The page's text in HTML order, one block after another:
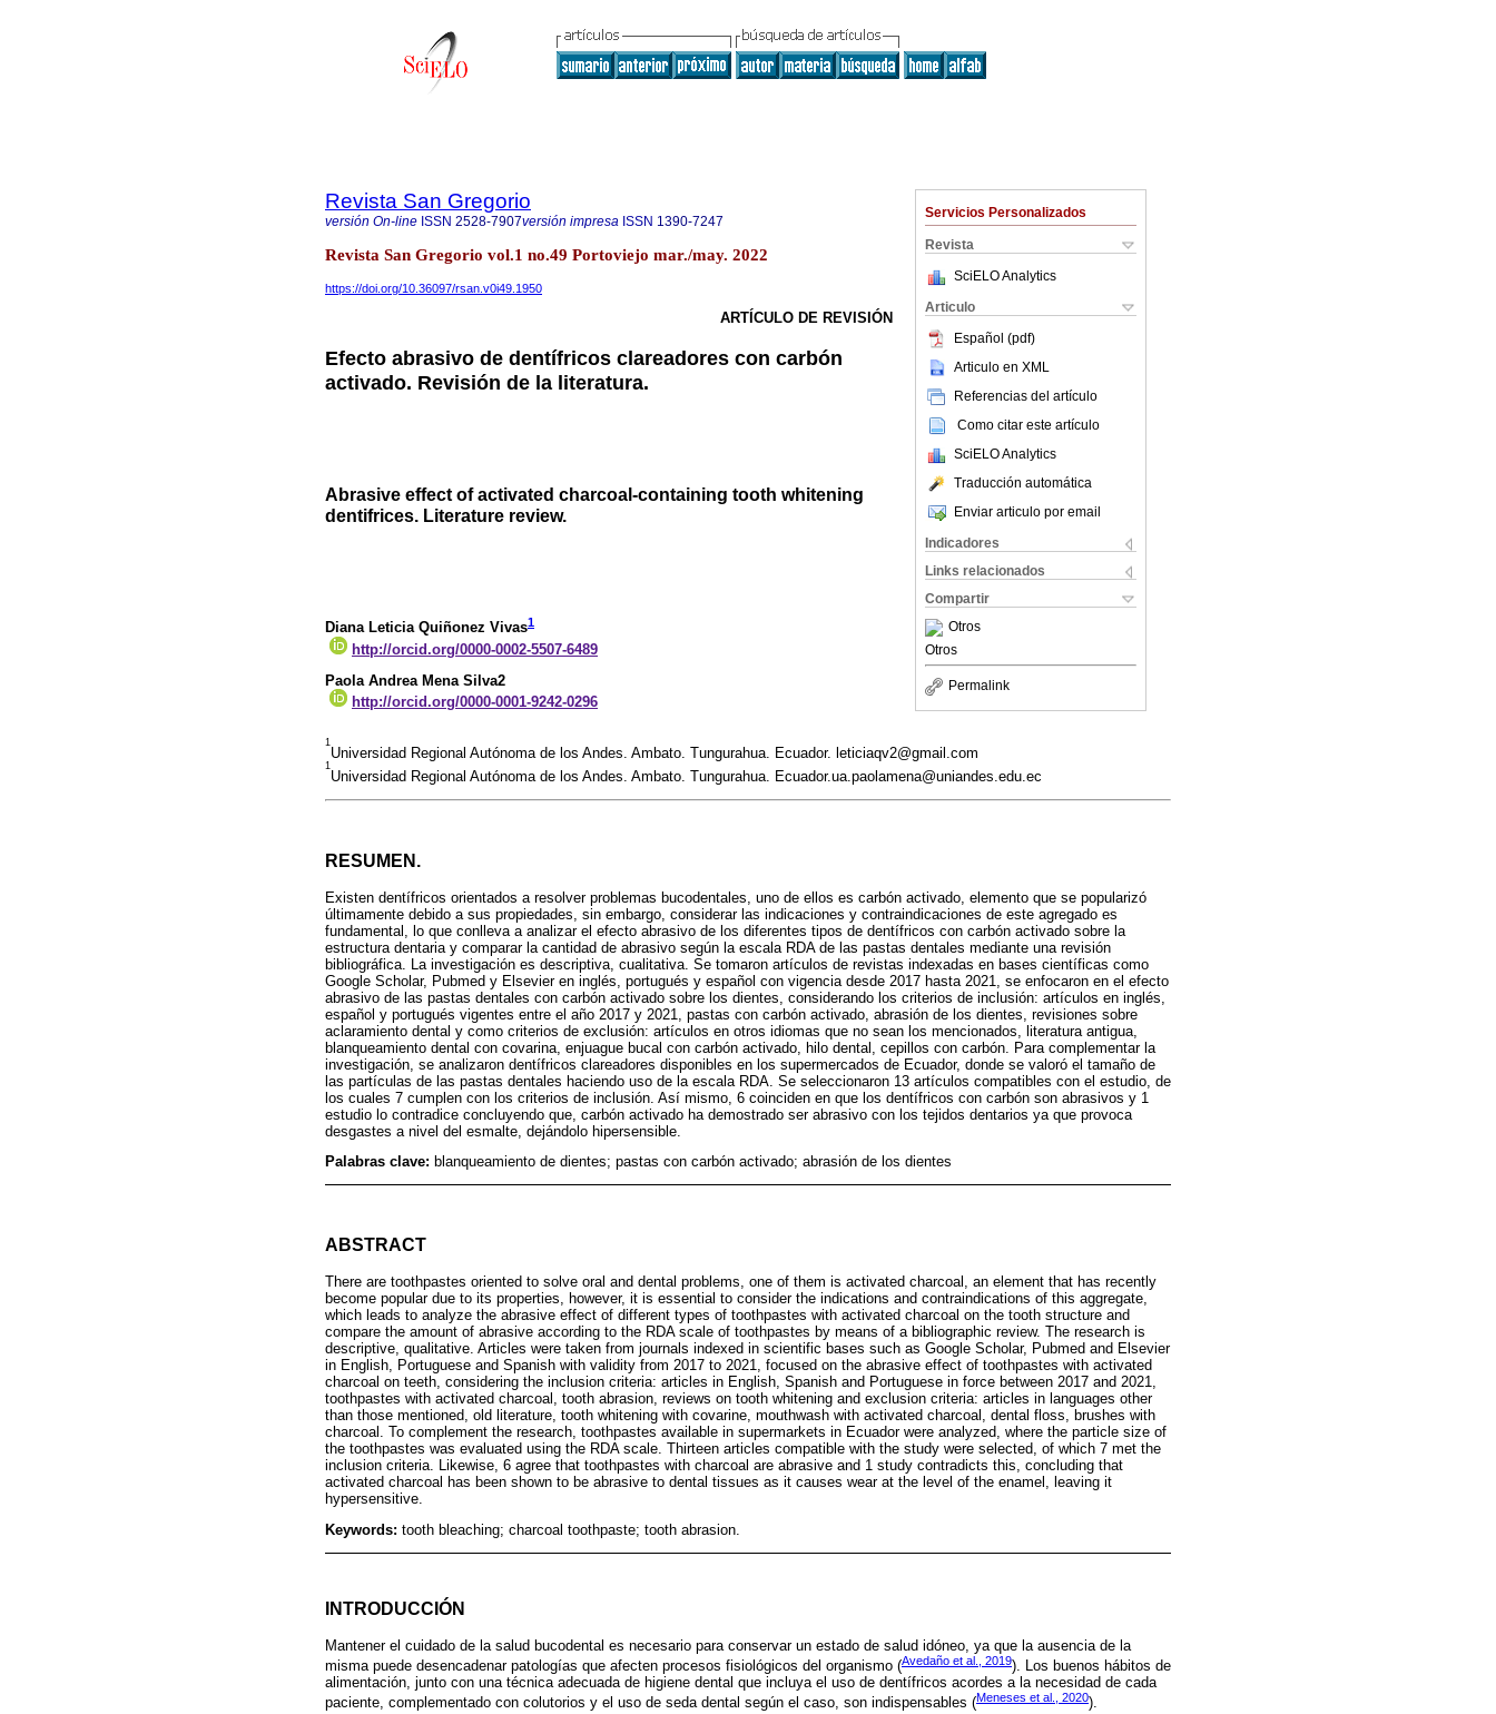
Servicios Personalizados
Revista
SciELO Analytics
Articulo
Español (pdf)
Articulo en XML
Referencias del artículo
Como citar este artículo
SciELO Analytics
Traducción automática
Enviar articulo por email
Indicadores
Links relacionados
Compartir
Otros
Otros
Permalink
Revista San Gregorio
versión On-line ISSN 2528-7907versión impresa ISSN 1390-7247
Revista San Gregorio vol.1 no.49 Portoviejo mar./may. 2022
https://doi.org/10.36097/rsan.v0i49.1950
ARTÍCULO DE REVISIÓN
Efecto abrasivo de dentífricos clareadores con carbón
activado. Revisión de la literatura.
Abrasive effect of activated charcoal-containing tooth whitening
dentifrices. Literature review.
Diana Leticia Quiñonez Vivas1
http://orcid.org/0000-0002-5507-6489
Paola Andrea Mena Silva2
http://orcid.org/0000-0001-9242-0296
1
Universidad Regional Autónoma de los Andes. Ambato. Tungurahua. Ecuador. leticiaqv2@gmail.com
1
Universidad Regional Autónoma de los Andes. Ambato. Tungurahua. Ecuador.ua.paolamena@uniandes.edu.ec
RESUMEN.
Existen dentífricos orientados a resolver problemas bucodentales, uno de ellos es carbón activado, elemento que se popularizó
últimamente debido a sus propiedades, sin embargo, considerar las indicaciones y contraindicaciones de este agregado es
fundamental, lo que conlleva a analizar el efecto abrasivo de los diferentes tipos de dentífricos con carbón activado sobre la
estructura dentaria y comparar la cantidad de abrasivo según la escala RDA de las pastas dentales mediante una revisión
bibliográfica. La investigación es descriptiva, cualitativa. Se tomaron artículos de revistas indexadas en bases científicas como
Google Scholar, Pubmed y Elsevier en inglés, portugués y español con vigencia desde 2017 hasta 2021, se enfocaron en el efecto
abrasivo de las pastas dentales con carbón activado sobre los dientes, considerando los criterios de inclusión: artículos en inglés,
español y portugués vigentes entre el año 2017 y 2021, pastas con carbón activado, abrasión de los dientes, revisiones sobre
aclaramiento dental y como criterios de exclusión: artículos en otros idiomas que no sean los mencionados, literatura antigua,
blanqueamiento dental con covarina, enjuague bucal con carbón activado, hilo dental, cepillos con carbón. Para complementar la
investigación, se analizaron dentífricos clareadores disponibles en los supermercados de Ecuador, donde se valoró el tamaño de
las partículas de las pastas dentales haciendo uso de la escala RDA. Se seleccionaron 13 artículos compatibles con el estudio, de
los cuales 7 cumplen con los criterios de inclusión. Así mismo, 6 coinciden en que los dentífricos con carbón son abrasivos y 1
estudio lo contradice concluyendo que, carbón activado ha demostrado ser abrasivo con los tejidos dentarios ya que provoca
desgastes a nivel del esmalte, dejándolo hipersensible.
Palabras clave: blanqueamiento de dientes; pastas con carbón activado; abrasión de los dientes
ABSTRACT
There are toothpastes oriented to solve oral and dental problems, one of them is activated charcoal, an element that has recently
become popular due to its properties, however, it is essential to consider the indications and contraindications of this aggregate,
which leads to analyze the abrasive effect of different types of toothpastes with activated charcoal on the tooth structure and
compare the amount of abrasive according to the RDA scale of toothpastes by means of a bibliographic review. The research is
descriptive, qualitative. Articles were taken from journals indexed in scientific bases such as Google Scholar, Pubmed and Elsevier
in English, Portuguese and Spanish with validity from 2017 to 2021, focused on the abrasive effect of toothpastes with activated
charcoal on teeth, considering the inclusion criteria: articles in English, Spanish and Portuguese in force between 2017 and 2021,
toothpastes with activated charcoal, tooth abrasion, reviews on tooth whitening and exclusion criteria: articles in languages other
than those mentioned, old literature, tooth whitening with covarine, mouthwash with activated charcoal, dental floss, brushes with
charcoal. To complement the research, toothpastes available in supermarkets in Ecuador were analyzed, where the particle size of
the toothpastes was evaluated using the RDA scale. Thirteen articles compatible with the study were selected, of which 7 met the
inclusion criteria. Likewise, 6 agree that toothpastes with charcoal are abrasive and 1 study contradicts this, concluding that
activated charcoal has been shown to be abrasive to dental tissues as it causes wear at the level of the enamel, leaving it
hypersensitive.
Keywords: tooth bleaching; charcoal toothpaste; tooth abrasion.
INTRODUCCIÓN
Mantener el cuidado de la salud bucodental es necesario para conservar un estado de salud idóneo, ya que la ausencia de la
misma puede desencadenar patologías que afecten procesos fisiológicos del organismo (Avedaño et al., 2019). Los buenos hábitos de
alimentación, junto con una técnica adecuada de higiene dental que incluya el uso de dentífricos acordes a la necesidad de cada
paciente, complementado con colutorios y el uso de seda dental según el caso, son indispensables (Meneses et al., 2020).